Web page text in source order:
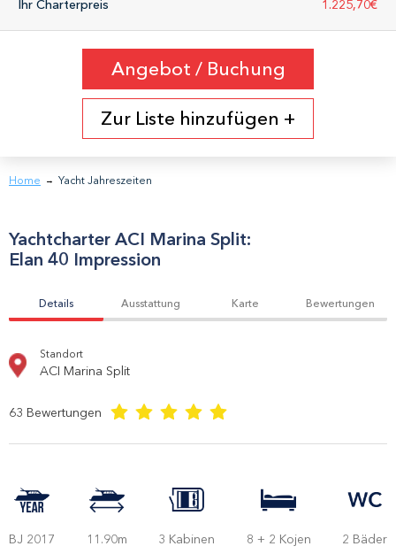
Yachtcharter ACI Marina Split:
Elan 40 Impression
Details Ausstattung Karte Bewertungen
Standort
ACI Marina Split
63 Bewertungen
BJ 2017 11.90m 3 Kabinen 8 + 2 Kojen 2 Bäder
Home → Yacht Jahreszeiten
Ihr Charterpreis 1.225,70€
Angebot / Buchung
Zur Liste hinzufügen +